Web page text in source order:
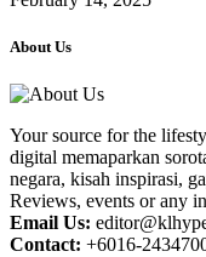
About Us
Your source for the
digital memaparkan
negara, kisah inspirasi,
Reviews, events or any
Email Us:
Contact: +6016-